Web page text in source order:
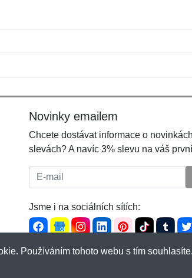
Novinky emailem
Chcete dostávat informace o
slevách? A navíc 3% slevu na váš
E-mail:
Jsme i na sociálních sítích:
Používáním tohoto webu s tím souhlasíte.